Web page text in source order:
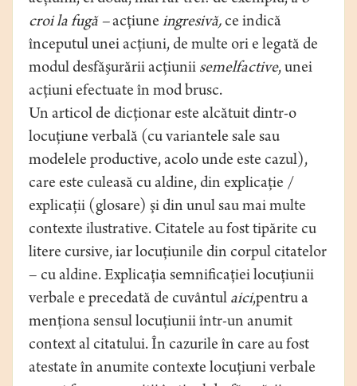
croi la fugă –acţiune ingresivă, ce indică
începutul unei acţiuni, de multe ori e legată de
modul desfăşurării acţiunii semelfactive, unei
acţiuni efectuate în mod brusc.
Un articol de dicţionar este alcătuit dintr-o
locuţiune verbală (cu variantele sale sau
modelele productive, acolo unde este cazul),
care este culeasă cu aldine, din explicaţie /
explicaţii (glosare) şi din unul sau mai multe
contexte ilustrative. Citatele au fost tipărite cu
litere cursive, iar locuţiunile din corpul citatelor
– cu aldine. Explicaţia semnificaţiei locuţiunii
verbale e precedată de cuvântul aici,pentru a
menţiona sensul locuţiunii într-un anumit
context al citatului. În cazurile în care au fost
atestate în anumite contexte locuţiuni verbale